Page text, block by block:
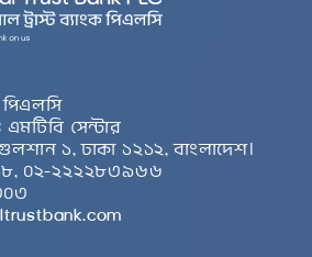
পিএলসি
এমটিবি সেন্টার
১, ঢাকা ১২১২, বাংলাদেশ।
০২-২২২২৮৩৯৬৬